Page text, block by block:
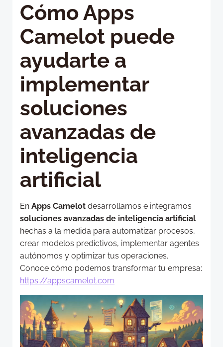
Cómo Apps
Camelot puede
ayudarte a
implementar
soluciones
avanzadas de
inteligencia
artificial
En Apps Camelot desarrollamos e integramos
soluciones avanzadas de inteligencia artificial
hechas a la medida para automatizar procesos,
crear modelos predictivos, implementar agentes
autónomos y optimizar tus operaciones.
Conoce cómo podemos transformar tu empresa:
https://appscamelot.com